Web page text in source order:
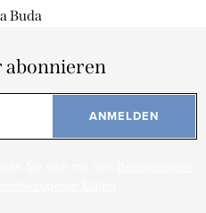
Buda
abonnieren
ANMELDEN